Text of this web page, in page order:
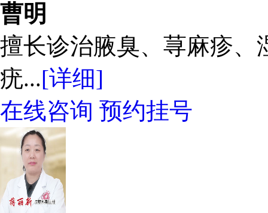
曹明
擅长诊治腋臭、荨麻疹、
疣...[详细]
在线咨询 预约挂号